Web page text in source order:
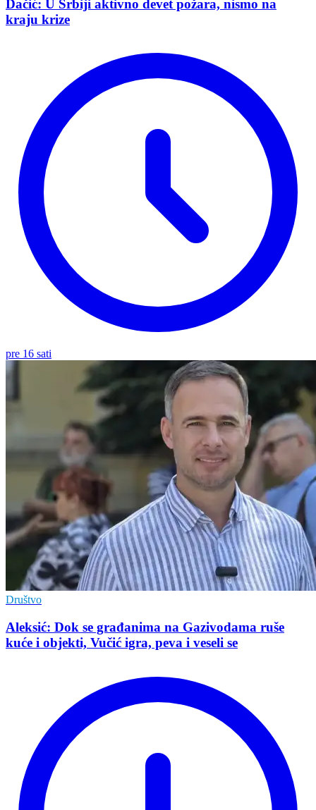
Dačić: U Srbiji aktivno devet požara, nismo na
kraju krize
pre 16 sati
Društvo
Aleksić: Dok se građanima na Gazivodama ruše
kuće i objekti, Vučić igra, peva i veseli se